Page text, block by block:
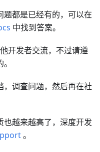
都是已经有的，可以在
中找到答案。
开发者交流，不过请遵
调查问题，然后再在社
越来越高了，深度开发
。